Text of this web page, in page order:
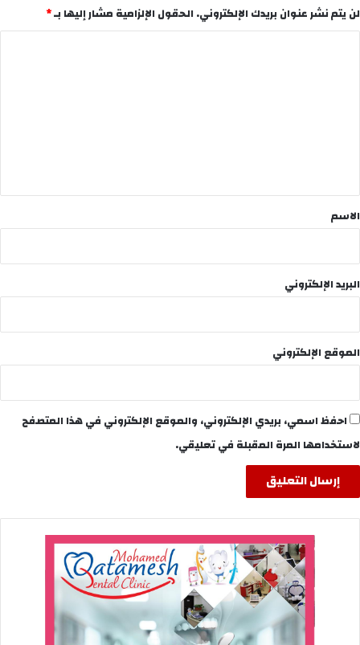
لن يتم نشر عنوان بريدك الإلكتروني. الحقول الإلزامية مشار إليها بـ*
*
الاسم
البريد الإلكتروني
الموقع الإلكتروني
احفظ اسمي، بريدي الإلكتروني، والموقع الإلكتروني في هذا المتصفح
لاستخدامها المرة المقبلة في تعليقي.